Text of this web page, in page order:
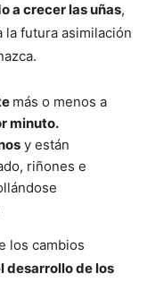
a crecer las uñas,
futura asimilación
más o menos a
minuto.
y están
riñones e
los cambios
desarrollo de los